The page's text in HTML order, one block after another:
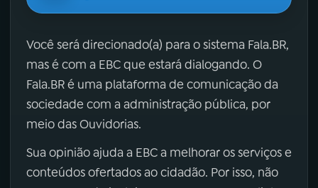
Você será direcionado(a) para o sistema Fala.BR,
mas é com a EBC que estará dialogando. O
Fala.BR é uma plataforma de comunicação da
sociedade com a administração pública, por
meio das Ouvidorias.
Sua opinião ajuda a EBC a melhorar os serviços e
conteúdos ofertados ao cidadão. Por isso, não